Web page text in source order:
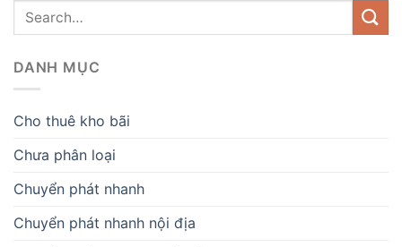
DANH MỤC
Cho thuê kho bãi
Chưa phân loại
Chuyển phát nhanh
Chuyển phát nhanh nội địa